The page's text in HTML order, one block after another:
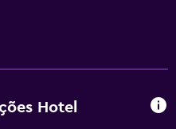
Hotel